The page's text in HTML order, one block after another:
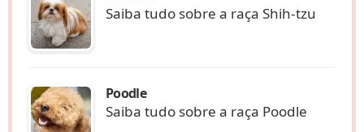
Saiba tudo sobre a raça Shih-tzu
Poodle
Saiba tudo sobre a raça Poodle